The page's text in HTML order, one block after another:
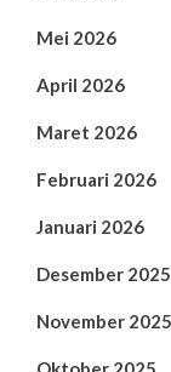
Mei 2026
April 2026
Maret 2026
Februari 2026
Januari 2026
Desember 2025
November 2025